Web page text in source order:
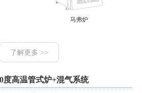
马弗炉
了解更多 >>
度高温管式炉+混气系统